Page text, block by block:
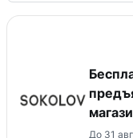
До 31